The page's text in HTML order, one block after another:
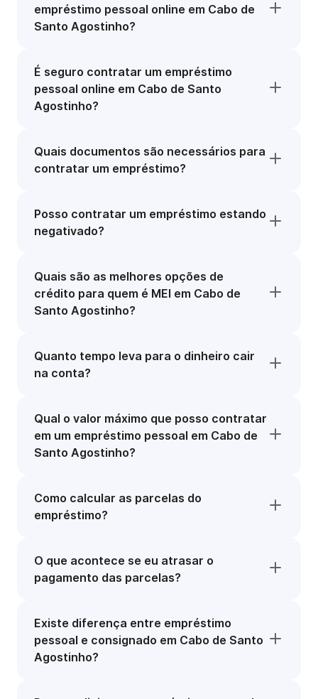
empréstimo pessoal online em Cabo de
Santo Agostinho?
É seguro contratar um empréstimo
pessoal online em Cabo de Santo
Agostinho?
Quais documentos são necessários para
contratar um empréstimo?
Posso contratar um empréstimo estando
negativado?
Quais são as melhores opções de
crédito para quem é MEI em Cabo de
Santo Agostinho?
Quanto tempo leva para o dinheiro cair
na conta?
Qual o valor máximo que posso contratar
em um empréstimo pessoal em Cabo de
Santo Agostinho?
Como calcular as parcelas do
empréstimo?
O que acontece se eu atrasar o
pagamento das parcelas?
Existe diferença entre empréstimo
pessoal e consignado em Cabo de Santo
Agostinho?